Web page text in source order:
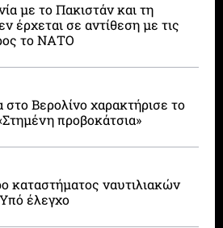
με το Πακιστάν και τη
έρχεται σε αντίθεση με τις
το ΝΑΤΟ
Βερολίνο χαρακτήρισε το
προβοκάτσια»
καταστήματος ναυτιλιακών
έλεγχο